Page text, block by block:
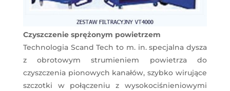
Czyszczenie sprężonym powietrzem
Technologia Scand Tech to m. in. specjalna dysza
z obrotowym strumieniem powietrza do
czyszczenia pionowych kanałów, szybko wirujące
szczotki w połączeniu z wysokociśnieniowymi